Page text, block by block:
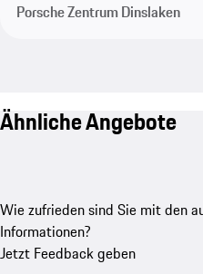
Porsche Zentrum Dinslaken
Ähnliche Angebote
Wie zufrieden sind Sie mit den
Informationen?
Jetzt Feedback geben